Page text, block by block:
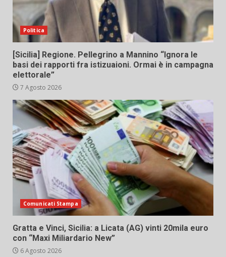
Politica
[Sicilia] Regione. Pellegrino a Mannino “Ignora le
basi dei rapporti fra istizuaioni. Ormai è in campagna
elettorale”
7 Agosto 2026
Comunicati Stampa
Gratta e Vinci, Sicilia: a Licata (AG) vinti 20mila euro
con “Maxi Miliardario New”
6 Agosto 2026